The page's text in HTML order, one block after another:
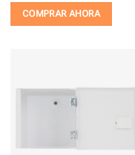
COMPRAR AHORA